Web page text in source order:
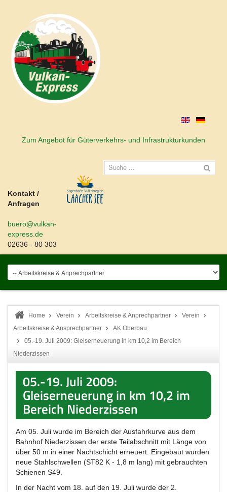
Zum Angebot für Güterverkehrs- und Infrastrukturkunden
Kontakt /
Anfragen
buero@vulkan-
express.de
02636 - 80 303
Home Verein Arbeitskreise & Anprechpartner
Verein
Arbeitskreise & Ansprechpartner
AK Oberbau
05.-19. Juli 2009: Gleiserneuerung in km 10,2 im Bereich
Niederzissen
05.-19. Juli 2009:
Gleiserneuerung in km 10,2 im
Bereich Niederzissen
Am 05. Juli wurde im Bereich der Ausfahrkurve aus dem
Bahnhof Niederzissen der erste Teilabschnitt mit Länge von
über 50 m in einer Nachtschicht erneuert. Eingebaut wurden
neue Stahlschwellen (ST82 K - 1,8 m lang) mit gebrauchten
Schienen S49.
In der Nacht vom 18. auf den 19. Juli wurde der 2.